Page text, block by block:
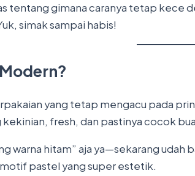
tentang gimana caranya tetap kece
simak sampai habis!
yang tetap mengacu pada
fresh, dan pastinya cocok
warna hitam” aja ya—sekarang
pastel yang super estetik.